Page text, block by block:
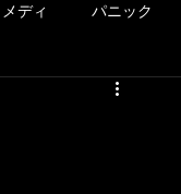
ディ パニック